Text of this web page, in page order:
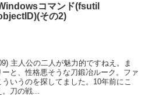
コマンド(fsutil
その2)
主人公の二人が魅力的ですねえ。ま
と、性格悪そうな刀鍛冶ルーク。ファ
いうのを探してました。10年前にこ
刀の戦...